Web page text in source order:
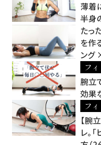
薄着
半身
たっ
を作
ング
フ
腕立
効果
フ
【腕
レ。